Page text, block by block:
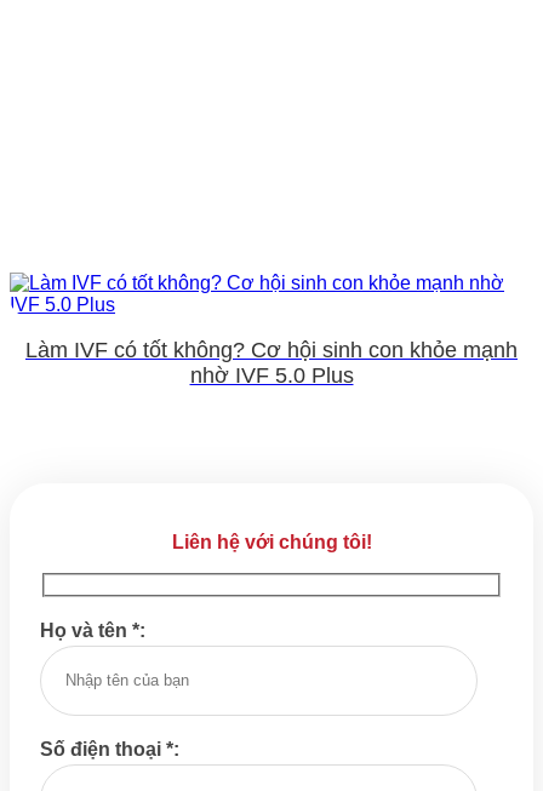
Làm IVF có tốt không? Cơ hội sinh con khỏe mạnh
nhờ IVF 5.0 Plus
Liên hệ với chúng tôi!
Họ và tên *:
Số điện thoại *: